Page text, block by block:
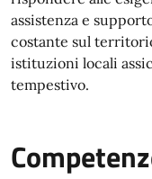
assistenza e
costante sul
istituzioni locali
tempestivo.